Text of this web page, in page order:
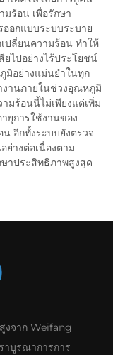
ร้อน เพื่อรักษา
อกแบบระบบระบาย
ปลี่ยนความร้อน ทำให้
ไปอย่างไร้ประโยชน์
มิอย่างแม่นยำในทุก
งานภายในช่วงอุณหภูมิ
มร้อนนี้ไม่เพียงแต่เพิ่ม
ยุการใช้งานของ
อีกทั้งระบบยังตรวจ
ย่างต่อเนื่องตาม
าประสิทธิภาพสูงสุด
งจาก Weifang
าบูรณาการการ